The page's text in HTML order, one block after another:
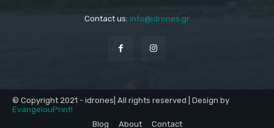
Contact us: info@idrones.gr
© Copyright 2021 - idrones| All rights reserved | Design by
EvangelouPrint!
Blog
About Contact